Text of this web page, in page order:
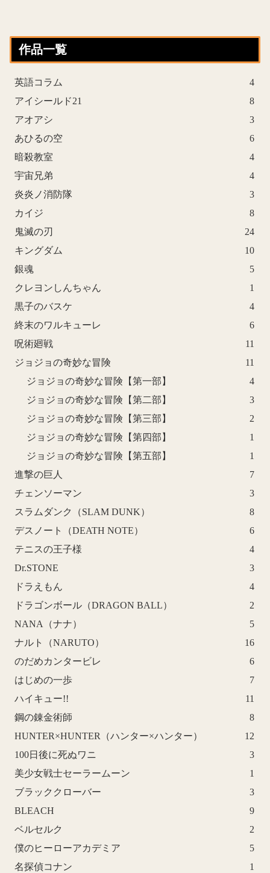
作品一覧
英語コラム
4
アイシールド21
8
アオアシ
3
あひるの空
6
暗殺教室
4
宇宙兄弟
4
炎炎ノ消防隊
3
カイジ
8
鬼滅の刃
24
キングダム
10
銀魂
5
クレヨンしんちゃん
1
黒子のバスケ
4
終末のワルキューレ
6
呪術廻戦
11
ジョジョの奇妙な冒険
11
ジョジョの奇妙な冒険【第一部】
4
ジョジョの奇妙な冒険【第二部】
3
ジョジョの奇妙な冒険【第三部】
2
ジョジョの奇妙な冒険【第四部】
1
ジョジョの奇妙な冒険【第五部】
1
進撃の巨人
7
チェンソーマン
3
スラムダンク（SLAM DUNK）
8
デスノート（DEATH NOTE）
6
テニスの王子様
4
Dr.STONE
3
ドラえもん
4
ドラゴンボール（DRAGON BALL）
2
NANA（ナナ）
5
ナルト（NARUTO）
16
のだめカンタービレ
6
はじめの一歩
7
ハイキュー!!
11
鋼の錬金術師
8
HUNTER×HUNTER（ハンター×ハンター）
12
100日後に死ぬワニ
3
美少女戦士セーラームーン
1
ブラッククローバー
3
BLEACH
9
ベルセルク
2
僕のヒーローアカデミア
5
名探偵コナン
1